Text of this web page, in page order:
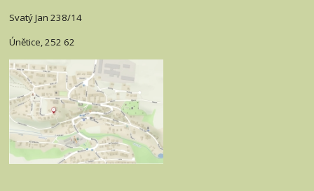
Svatý Jan 238/14
Únětice, 252 62